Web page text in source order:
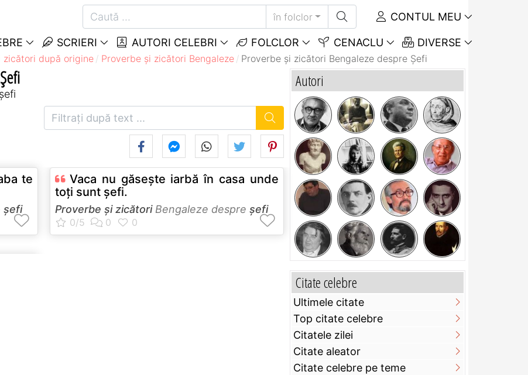
în folclor CONTUL MEU
SCRIERI AUTORI CELEBRI FOLCLOR CENACLU DIVERSE
zicători după origine Proverbe și zicători Bengaleze Proverbe și zicători Bengaleze despre Șefi
te
șefi
Vaca nu găseşte iarbă în casa unde
toţi sunt şefi.
Proverbe și zicătoriBengaleze despre șefi
Autori
Citate celebre
Ultimele citate
Top citate celebre
Citatele zilei
Citate aleator
Citate celebre pe teme